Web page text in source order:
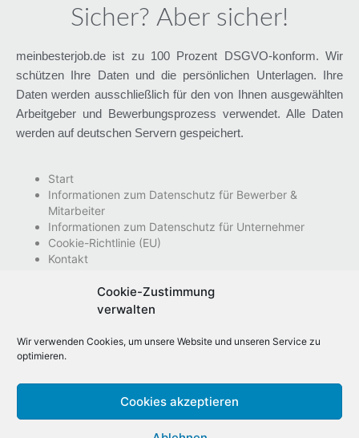
Cookie-Zustimmung
verwalten
Wir verwenden Cookies, um unsere Website und unseren Service zu
optimieren.
Cookies akzeptieren
Sicher? Aber sicher!
meinbesterjob.de ist zu 100 Prozent DSGVO-konform. Wir
schützen Ihre Daten und die persönlichen Unterlagen. Ihre
Daten werden ausschließlich für den von Ihnen ausgewählten
Arbeitgeber und Bewerbungsprozess verwendet. Alle Daten
werden auf deutschen Servern gespeichert.
Start
Informationen zum Datenschutz für Bewerber &
Mitarbeiter
Informationen zum Datenschutz für Unternehmer
Cookie-Richtlinie (EU)
Kontakt
Impressum
Datenschutzhinweise